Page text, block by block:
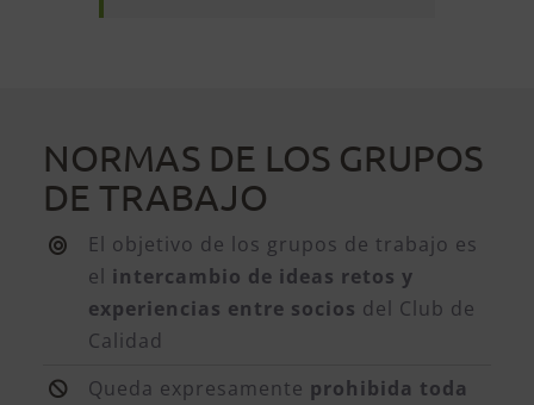
NORMAS DE LOS GRUPOS
DE TRABAJO
El objetivo de los grupos de trabajo es
el intercambio de ideas retos y
experiencias entre socios del Club de
Calidad
Queda expresamente prohibida toda